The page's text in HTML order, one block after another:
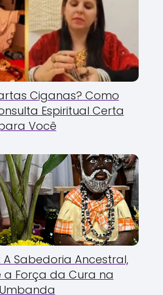
Ciganas? Como
Espiritual Certa
Você
A Sabedoria Ancestral,
a Força da Cura na
Umbanda